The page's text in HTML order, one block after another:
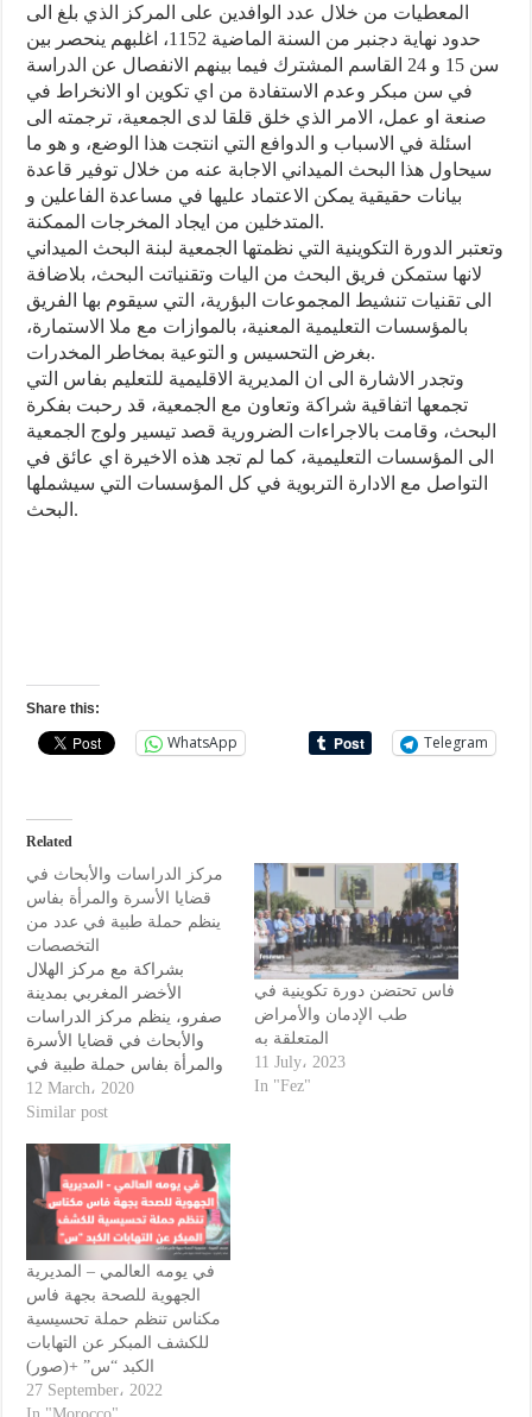
المعطيات من خلال عدد الوافدين على المركز الذي بلغ الى
حدود نهاية دجنبر من السنة الماضية 1152، اغلبهم ينحصر بين
سن 15 و 24 القاسم المشترك فيما بينهم الانفصال عن الدراسة
في سن مبكر وعدم الاستفادة من اي تكوين او الانخراط في
صنعة او عمل، الامر الذي خلق قلقا لدى الجمعية، ترجمته الى
اسئلة في الاسباب و الدوافع التي انتجت هذا الوضع، و هو ما
سيحاول هذا البحث الميداني الاجابة عنه من خلال توفير قاعدة
بيانات حقيقية يمكن الاعتماد عليها في مساعدة الفاعلين و
المتدخلين من ايجاد المخرجات الممكنة.
وتعتبر الدورة التكوينية التي نظمتها الجمعية لبنة البحث الميداني
لانها ستمكن فريق البحث من اليات وتقنياتت البحث، بلاضافة
الى تقنيات تنشيط المجموعات البؤرية، التي سيقوم بها الفريق
بالمؤسسات التعليمية المعنية، بالموازات مع ملا الاستمارة،
بغرض التحسيس و التوعية بمخاطر المخدرات.
وتجدر الاشارة الى ان المديرية الاقليمية للتعليم بفاس التي
تجمعها اتفاقية شراكة وتعاون مع الجمعية، قد رحبت بفكرة
البحث، وقامت بالاجراءات الضرورية قصد تيسير ولوج الجمعية
الى المؤسسات التعليمية، كما لم تجد هذه الاخيرة اي عائق في
التواصل مع الادارة التربوية في كل المؤسسات التي سيشملها
البحث.
Share this:
WhatsApp Telegram
Related
مركز الدراسات والأبحاث في
قضايا الأسرة والمرأة بفاس
ينظم حملة طبية في عدد من
التخصصات
بشراكة مع مركز الهلال
الأخضر المغربي بمدينة
صفرو، ينظم مركز الدراسات
والأبحاث في قضايا الأسرة
والمرأة بفاس حملة طبية في
عدد من التخصصات، نجملها
في ما يلي : الطب العام طب
طب المسالك البولية التحاليل
الطبية السكر والضغط الدموي
أمراض الكلي سيستفيد
المهتمون بالأمر من خدمات…
12 March، 2020
Similar post
فاس تحتضن دورة تكوينية في
طب الإدمان والأمراض
المتعلقة به
11 July، 2023
In "Fez"
في يومه العالمي – المديرية
الجهوية للصحة بجهة فاس
مكناس تنظم حملة تحسيسية
للكشف المبكر عن التهابات
الكبد “س” +(صور)
27 September، 2022